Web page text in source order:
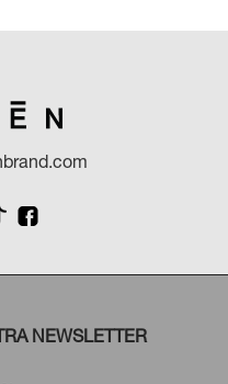
NEWSLETTER